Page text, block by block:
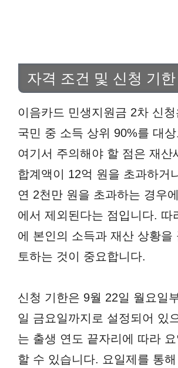
자격 조건 및 신청 기한
이음카드 민생지원금 2차 신
국민 중 소득 상위 90%를 대
여기서 주의해야 할 점은 재산
합계액이 12억 원을 초과하거
연 2천만 원을 초과하는 경우
에서 제외된다는 점입니다. 따
에 본인의 소득과 재산 상황을
토하는 것이 중요합니다.
신청 기한은 9월 22일 월요일
일 금요일까지로 설정되어 있
는 출생 연도 끝자리에 따라
할 수 있습니다. 요일제를 통